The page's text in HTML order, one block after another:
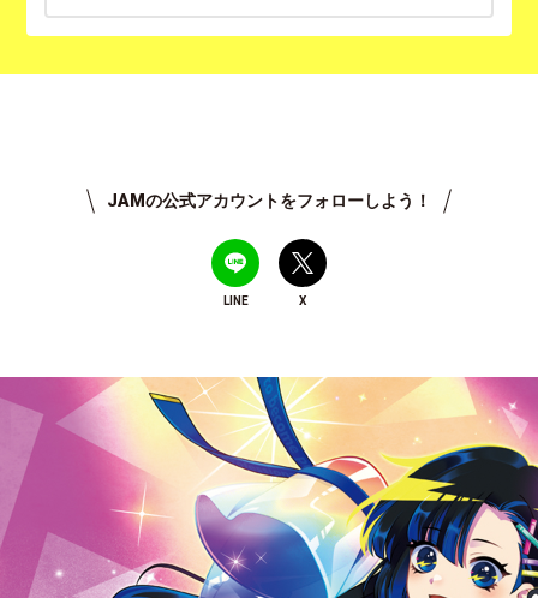
JAMの公式アカウントをフォローしよう！
LINE X